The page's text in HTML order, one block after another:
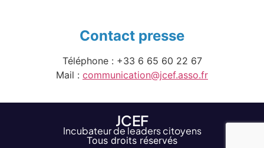
Contact presse
Téléphone : +33 6 65 60 22 67
Mail : communication@jcef.asso.fr
JCEF
Incubateur de leaders citoyens
Tous droits réservés